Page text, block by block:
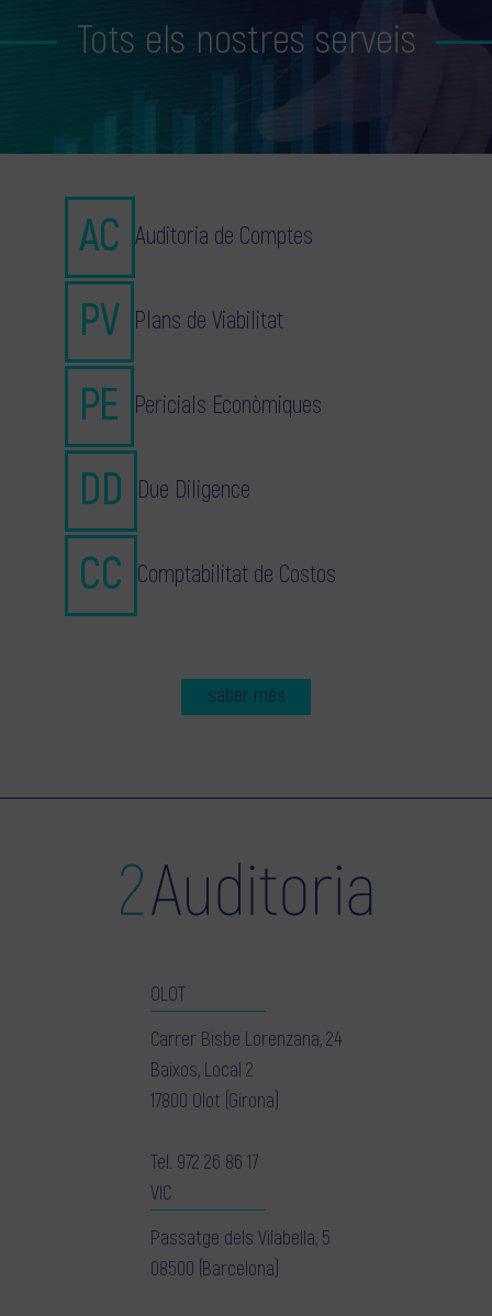
Tots els nostres serveis
Auditoria de Comptes
Plans de Viabilitat
Pericials Econòmiques
Due Diligence
Comptabilitat de Costos
saber més
OLOT
Carrer Bisbe Lorenzana, 24
Baixos, Local 2
17800 Olot (Girona)
Tel. 972 26 86 17
VIC
Passatge dels Vilabella, 5
08500 (Barcelona)